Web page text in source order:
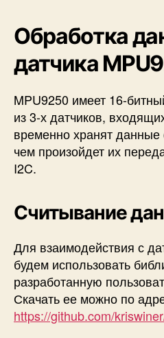
Обработка
датчика
MPU9250 имеет 16-
из 3-х датчиков,
временно хранят данные
чем произойдет их
I2C.
Считывание
Для взаимодействия с
будем использовать
разработанную
Скачать ее можно по
https://github.com/